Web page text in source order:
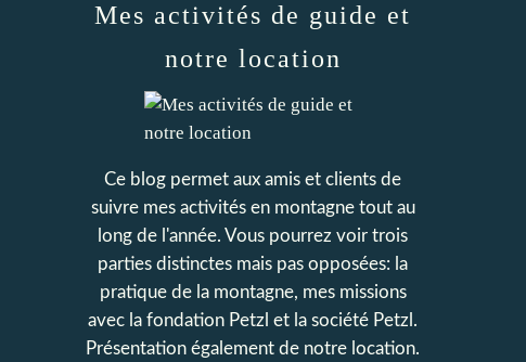
Mes activités de guide et
notre location
Ce blog permet aux amis et clients de
suivre mes activités en montagne tout au
long de l'année. Vous pourrez voir trois
parties distinctes mais pas opposées: la
pratique de la montagne, mes missions
avec la fondation Petzl et la société Petzl.
Présentation également de notre location.